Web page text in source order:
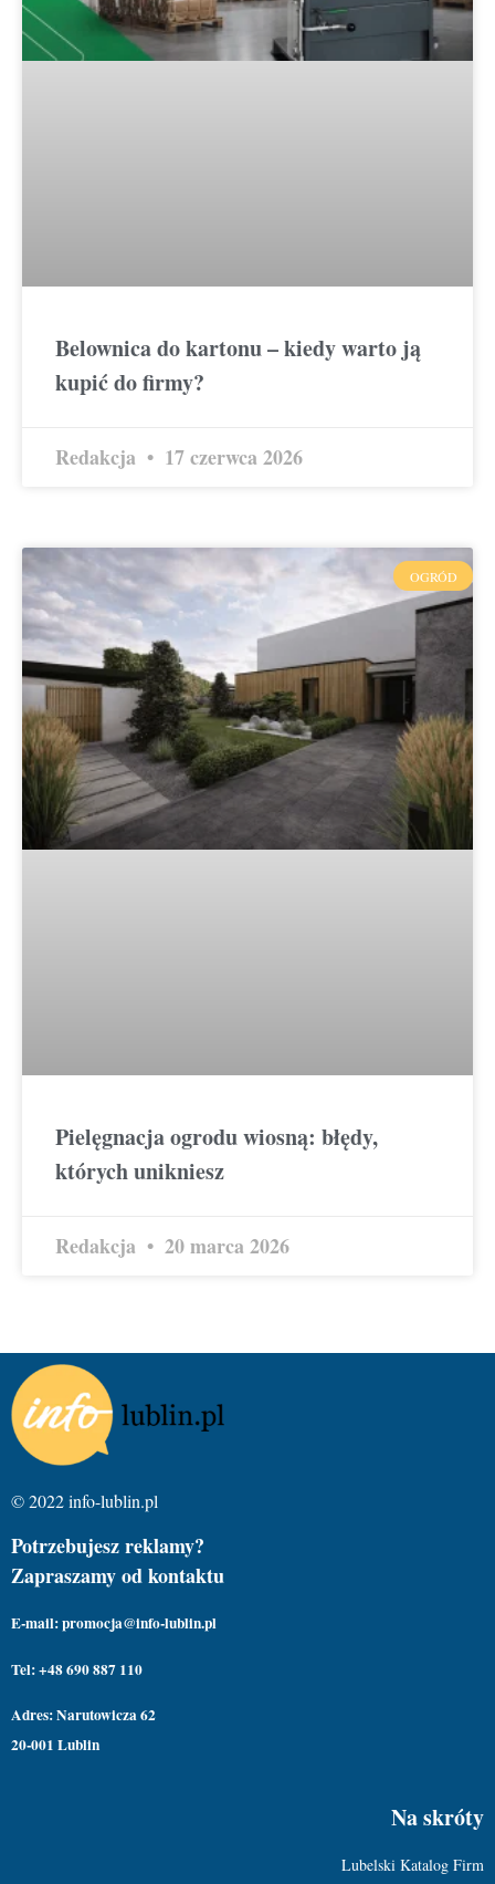
Belownica do kartonu – kiedy warto ją
kupić do firmy?
Redakcja 17 czerwca 2026
OGRÓD
Pielęgnacja ogrodu wiosną: błędy,
których unikniesz
Redakcja 20 marca 2026
© 2022 info-lublin.pl
Potrzebujesz reklamy?
Zapraszamy od kontaktu
E-mail: promocja@info-lublin.pl
Tel: +48 690 887 110
Adres: Narutowicza 62
20-001 Lublin
Na skróty
Lubelski Katalog Firm